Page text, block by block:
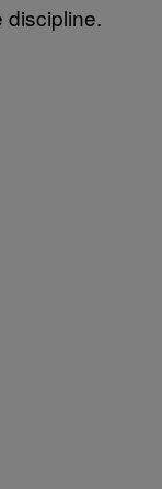
discipline.